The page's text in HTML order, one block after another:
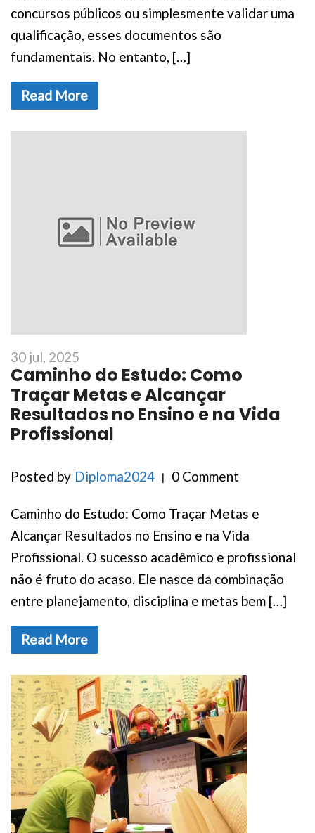
concursos públicos ou simplesmente validar uma
qualificação, esses documentos são
fundamentais. No entanto, […]
Read More
30 jul, 2025
Caminho do Estudo: Como
Traçar Metas e Alcançar
Resultados no Ensino e na Vida
Profissional
Posted by Diploma2024 0 Comment
Caminho do Estudo: Como Traçar Metas e
Alcançar Resultados no Ensino e na Vida
Profissional. O sucesso acadêmico e profissional
não é fruto do acaso. Ele nasce da combinação
entre planejamento, disciplina e metas bem […]
Read More